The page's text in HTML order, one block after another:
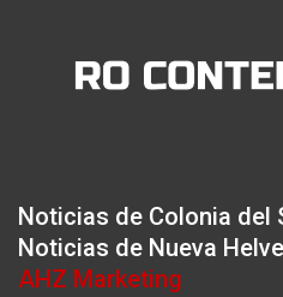
Noticias de Colonia del
Noticias de Nueva
AHZ Marketing